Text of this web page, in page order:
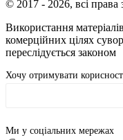
© 2017 - 2026, всі права
Використання
комерційних цілях
переслідується законом
Хочу отримувати
Ми у соціальних мережах